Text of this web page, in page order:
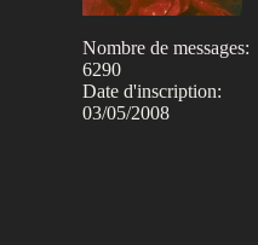
Nombre de messages:
6290
Date d'inscription:
03/05/2008